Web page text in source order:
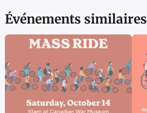
Événements similaires